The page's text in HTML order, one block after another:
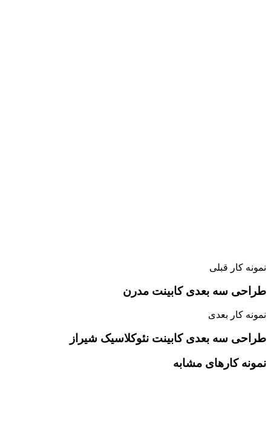
نمونه کار قبلی
طراحی سه بعدی کابینت مدرن
نمونه کار بعدی
طراحی سه بعدی کابینت نئوکلاسیک شیراز
نمونه کارهای مشابه